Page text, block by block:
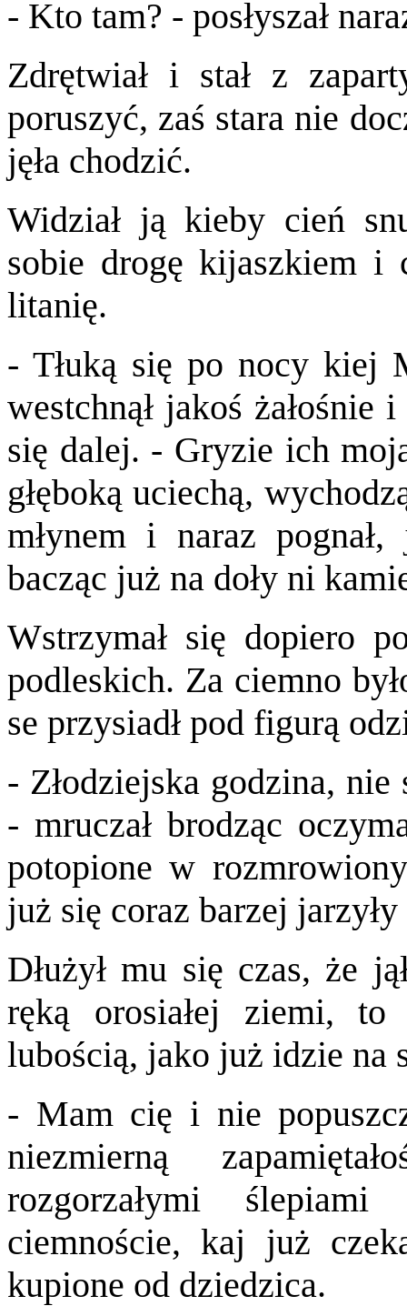
- Kto tam? - posłyszał
Zdrętwiał i stał z
poruszyć, zaś stara nie
jęła chodzić.
Widział ją kieby cień
sobie drogę kijaszkiem i
litanię.
- Tłuką się po nocy kiej
westchnął jakoś żałośnie
się dalej. - Gryzie ich
głęboką uciechą,
młynem i naraz
bacząc już na doły ni
Wstrzymał się dopiero
podleskich. Za ciemno
se przysiadł pod figurą
- Złodziejska godzina, nie
- mruczał brodząc
potopione w
już się coraz barzej
Dłużył mu się czas, że
ręką orosiałej ziemi,
lubością, jako już idzie na
- Mam cię i nie
niezmierną
rozgorzałymi
ciemnoście, kaj już
kupione od dziedzica.